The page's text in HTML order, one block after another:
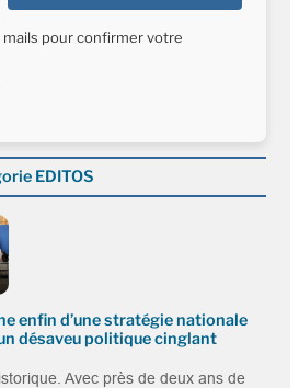
mails pour confirmer votre
EDITOS
enfin d’une stratégie nationale
désaveu politique cinglant
Avec près de deux ans de